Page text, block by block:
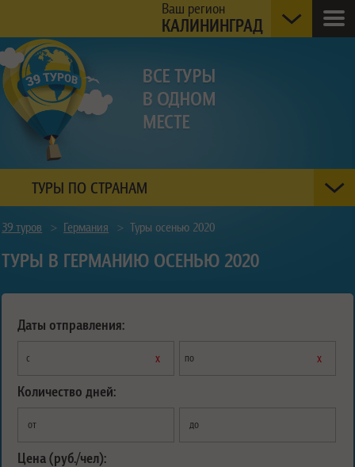
Ваш регион
КАЛИНИНГРАД
ТУРЫ ПО СТРАНАМ
39 туров > Германия > Туры осенью 2020
ТУРЫ В ГЕРМАНИЮ ОСЕНЬЮ 2020
Даты отправления:
с х по х
Количество дней:
от до
Цена (руб./чел):